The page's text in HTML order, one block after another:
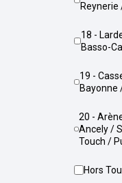
18 - Lardenne / Pradettes /
Basso-
19 - Casselardit / Fontaine-
Bayonne
20 - Arènes Romaines /
Ancely /
Touch /
Hors